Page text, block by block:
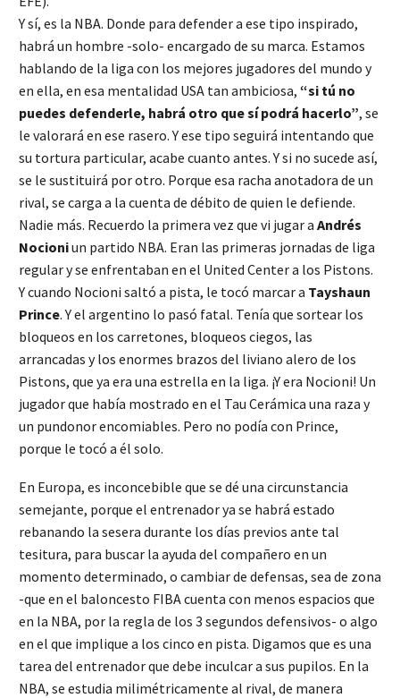
Y sí, es la NBA. Donde para defender a ese tipo inspirado,
habrá un hombre -solo- encargado de su marca. Estamos
hablando de la liga con los mejores jugadores del mundo y
en ella, en esa mentalidad USA tan ambiciosa, “si tú no
puedes defenderle, habrá otro que sí podrá hacerlo”, se
le valorará en ese rasero. Y ese tipo seguirá intentando que
su tortura particular, acabe cuanto antes. Y si no sucede así,
se le sustituirá por otro. Porque esa racha anotadora de un
rival, se carga a la cuenta de débito de quien le defiende.
Nadie más. Recuerdo la primera vez que vi jugar a Andrés
Nocioniun partido NBA. Eran las primeras jornadas de liga
regular y se enfrentaban en el United Center a los Pistons.
Y cuando Nocioni saltó a pista, le tocó marcar a Tayshaun
Prince. Y el argentino lo pasó fatal. Tenía que sortear los
bloqueos en los carretones, bloqueos ciegos, las
arrancadas y los enormes brazos del liviano alero de los
Pistons, que ya era una estrella en la liga. ¡Y era Nocioni! Un
jugador que había mostrado en el Tau Cerámica una raza y
un pundonor encomiables. Pero no podía con Prince,
porque le tocó a él solo.
En Europa, es inconcebible que se dé una circunstancia
semejante, porque el entrenador ya se habrá estado
rebanando la sesera durante los días previos ante tal
tesitura, para buscar la ayuda del compañero en un
momento determinado, o cambiar de defensas, sea de zona
-que en el baloncesto FIBA cuenta con menos espacios que
en la NBA, por la regla de los 3 segundos defensivos- o algo
en el que implique a los cinco en pista. Digamos que es una
tarea del entrenador que debe inculcar a sus pupilos. En la
NBA, se estudia milimétricamente al rival, de manera